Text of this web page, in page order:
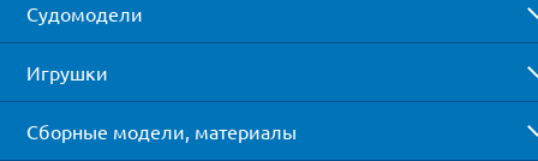
Судомодели
Игрушки
Сборные модели, материалы